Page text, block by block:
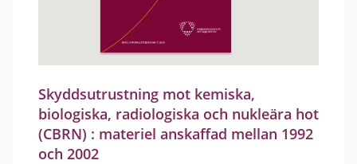
Skyddsutrustning mot kemiska,
biologiska, radiologiska och nukleära hot
(CBRN) : materiel anskaffad mellan 1992
och 2002